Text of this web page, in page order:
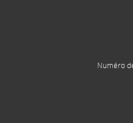
Numéro